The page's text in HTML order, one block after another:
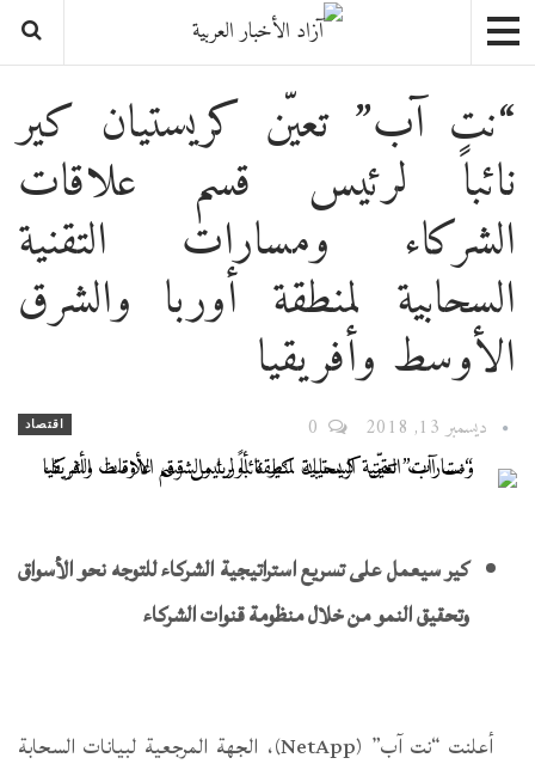
“نت آب” تعيّن كريستيان كير
نائباً لرئيس قسم علاقات
الشركاء ومسارات التقنية
السحابية لمنطقة أوربا والشرق
الأوسط وأفريقيا
اقتصاد ديسمبر 13, 2018
كير سيعمل على تسريع استراتيجية الشركاء للتوجه نحو الأسواق
وتحقيق النمو من خلال منظومة قنوات الشركاء
أعلنت “نت آب” (NetApp)، الجهة المرجعية لبيانات السحابة